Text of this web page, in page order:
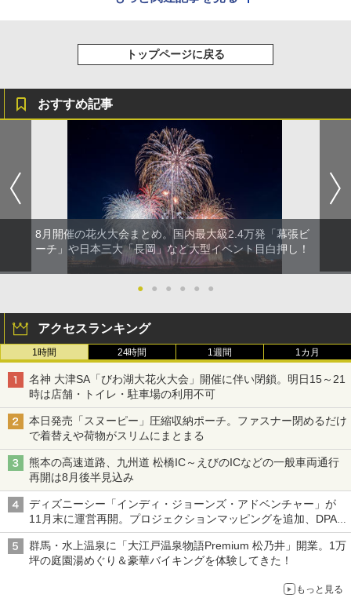
トップページに戻る
おすすめ記事
8月開催の花火大会まとめ。国内最大級2.4万発「幕張ビ
ーチ」や日本三大「長岡」など大型イベント目白押し！
● ● ● ● ● ●
アクセスランキング
1時間 24時間 1週間 1カ月
名神 大津SA「びわ湖大花火大会」開催に伴い閉鎖。明日15～21
時は店舗・トイレ・駐車場の利用不可
本日発売「スヌーピー」圧縮収納ポーチ。ファスナー閉めるだけ
で着替えや荷物がスリムにまとまる
熊本の高速道路、九州道 松橋IC～えびのICなどの一般車両通行
再開は8月後半見込み
ディズニーシー「インディ・ジョーンズ・アドベンチャー」が
11月末に運営再開。プロジェクションマッピングを追加、DPA
は1500円
群馬・水上温泉に「大江戸温泉物語Premium 松乃井」開業。1万
坪の庭園湯めぐり＆豪華バイキングを体験してきた！
もっと見る